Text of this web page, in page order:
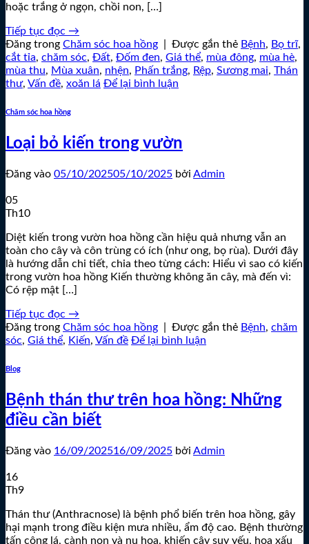
hoặc trắng ở ngọn, chồi non, […]
Tiếp tục đọc →
Đăng trong Chăm sóc hoa hồng Được gắn thẻ Bệnh, Bọ trĩ,
cắt tỉa, chăm sóc, Đất, Đốm đen, Giá thể, mùa đông, mùa hè,
mùa thu, Mùa xuân, nhện, Phấn trắng, Rệp, Sương mai, Thán
thư, Vấn đề, xoăn lá Để lại bình luận
Chăm sóc hoa hồng
Loại bỏ kiến trong vườn
Đăng vào 05/10/202505/10/2025 bởi Admin
05
Th10
Diệt kiến trong vườn hoa hồng cần hiệu quả nhưng vẫn an
toàn cho cây và côn trùng có ích (như ong, bọ rùa). Dưới đây
là hướng dẫn chi tiết, chia theo từng cách: Hiểu vì sao có kiến
trong vườn hoa hồng Kiến thường không ăn cây, mà đến vì:
Có rệp mật […]
Tiếp tục đọc →
Đăng trong Chăm sóc hoa hồng Được gắn thẻ Bệnh, chăm
sóc, Giá thể, Kiến, Vấn đề Để lại bình luận
Blog
Bệnh thán thư trên hoa hồng: Những
điều cần biết
Đăng vào 16/09/202516/09/2025 bởi Admin
16
Th9
Thán thư (Anthracnose) là bệnh phổ biến trên hoa hồng, gây
hại mạnh trong điều kiện mưa nhiều, ẩm độ cao. Bệnh thường
tấn công lá, cành non và nụ hoa, khiến cây suy yếu, hoa xấu